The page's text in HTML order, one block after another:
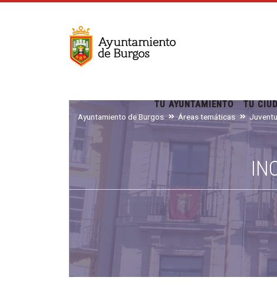
TU AYUNTAMIENTO TU
Ayuntamiento de Burgos Áreas temáticas